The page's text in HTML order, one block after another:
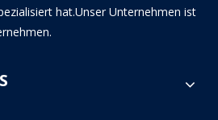
hat.Unser Unternehmen ist